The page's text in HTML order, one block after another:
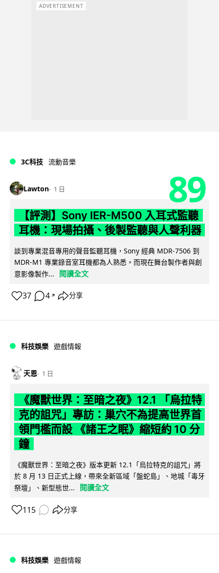
ADVERTISEMENT
3C科技 流動音樂
Lawton 1 日 89
【評測】Sony IER-M500 入耳式監聽
耳機：現場拍攝、後製監聽與人聲利器
談到專業混音專用的聲音監聽耳機，Sony 經典 MDR-7506 到
MDR-M1 專業錄音室耳機都為人熟悉。而現在舞台製作者與創
意影像製作...
閱讀全文
37 4 ↗ 分享
科技娛樂 遊戲情報
天恩 1 日
《魔獸世界：至暗之夜》12.1 「烏拉特
克的詛咒」專訪：巢穴不為提高世界首
領門檻而設 《諸王之眠》縮短約 10 分
鐘
《魔獸世界：至暗之夜》版本更新 12.1「烏拉特克的詛咒」將
於 8 月 13 日正式上線，帶來全新區域「盤蛇島」、地城「毒牙
祭壇」、新型態世...
閱讀全文
115 分享
科技娛樂 遊戲情報